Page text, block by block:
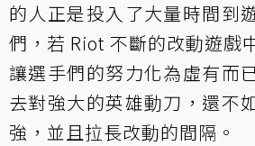
的人正是投入了大量時間到
們，若 Riot 不斷的改動遊戲
讓選手們的努力化為虛有而
去對強大的英雄動刀，還不
強，並且拉長改動的間隔。